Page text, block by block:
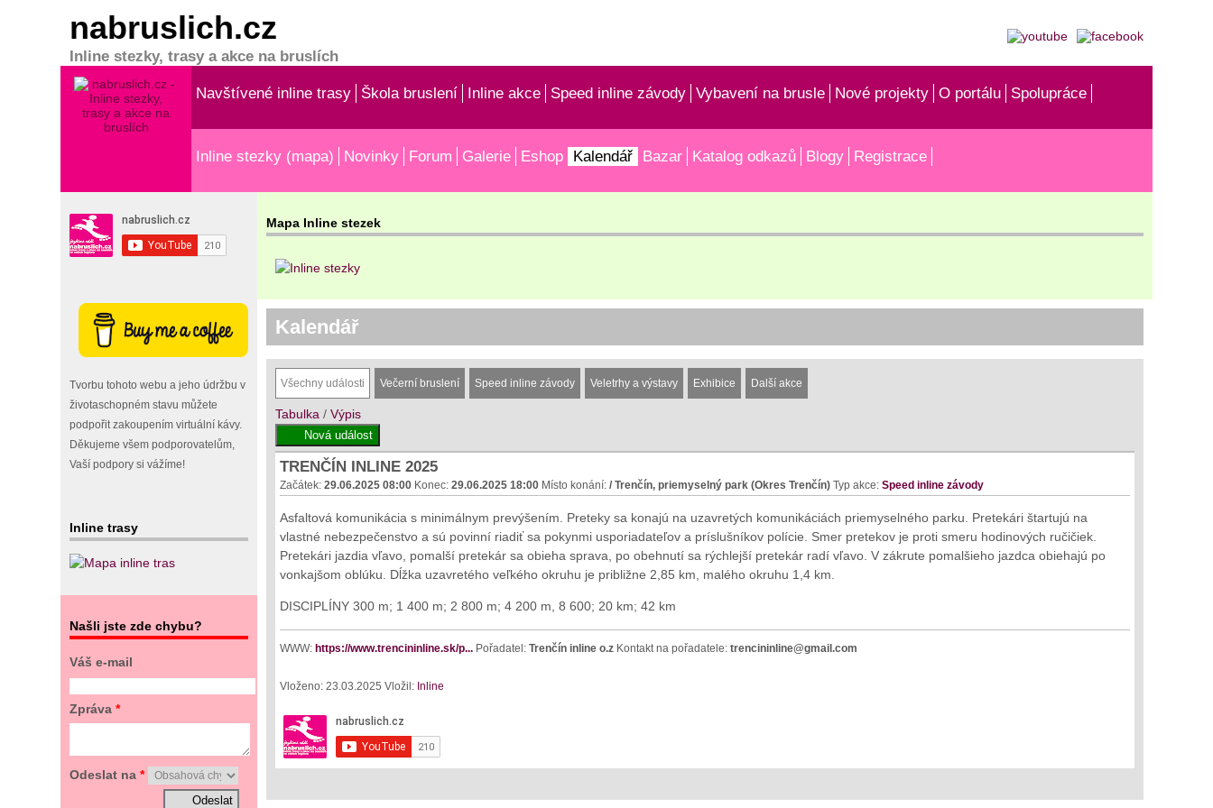
nabruslich.cz
Inline stezky, trasy a akce na bruslích
Navštívené inline trasy Škola bruslení Inline akce Speed inline závody Vybavení na brusle Nové projekty O portálu Spolupráce
Inline stezky (mapa) Novinky Forum Galerie Eshop Kalendář Bazar Katalog odkazů Blogy Registrace
Tvorbu tohoto webu a jeho údržbu v
životaschopném stavu můžete
podpořit zakoupením virtuální kávy.
Děkujeme všem podporovatelům,
Vaší podpory si vážíme!
Inline trasy
Našli jste zde chybu?
Váš e-mail
Zpráva*
Odeslat na*
Mapa Inline stezek
Kalendář
Všechny události Večerní bruslení Speed inline závody Veletrhy a výstavy Exhibice Další akce
Tabulka / Výpis
TRENČÍN INLINE 2025
Začátek: 29.06.2025 08:00Konec: 29.06.2025 18:00Místo konání: / Trenčín, priemyselný park (Okres Trenčín)Typ akce: Speed inline závody
Asfaltová komunikácia s minimálnym prevýšením. Preteky sa konajú na uzavretých komunikáciách priemyselného parku. Pretekári štartujú na
vlastné nebezpečenstvo a sú povinní riadiť sa pokynmi usporiadateľov a príslušníkov polície. Smer pretekov je proti smeru hodinových ručičiek.
Pretekári jazdia vľavo, pomalší pretekár sa obieha sprava, po obehnutí sa rýchlejší pretekár radí vľavo. V zákrute pomalšieho jazdca obiehajú po
vonkajšom oblúku. Dĺžka uzavretého veľkého okruhu je približne 2,85 km, malého okruhu 1,4 km.
DISCIPLÍNY 300 m; 1 400 m; 2 800 m; 4 200 m, 8 600; 20 km; 42 km
WWW: https://www.trencininline.sk/p...Pořadatel: Trenčín inline o.z Kontakt na pořadatele: trencininline@gmail.com
Vloženo: 23.03.2025 Vložil: Inline